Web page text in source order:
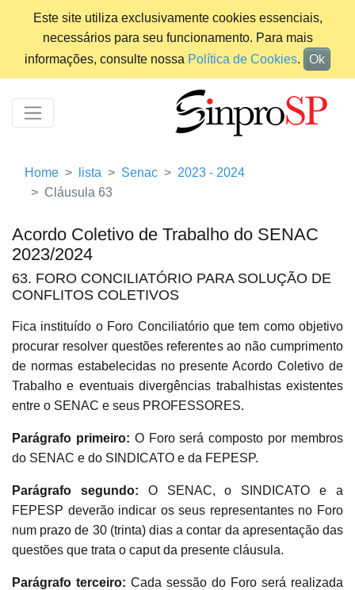
Este site utiliza exclusivamente cookies essenciais,
necessários para seu funcionamento. Para mais
informações, consulte nossa Política de Cookies. Ok
Home lista Senac
2023 - 2024
Cláusula 63
Acordo Coletivo de Trabalho do SENAC
2023/2024
63. FORO CONCILIATÓRIO PARA SOLUÇÃO DE
CONFLITOS COLETIVOS
Fica instituído o Foro Conciliatório que tem como objetivo
procurar resolver questões referentes ao não cumprimento
de normas estabelecidas no presente Acordo Coletivo de
Trabalho e eventuais divergências trabalhistas existentes
entre o SENAC e seus PROFESSORES.
Parágrafo primeiro: O Foro será composto por membros
do SENAC e do SINDICATO e da FEPESP.
Parágrafo segundo: O SENAC, o SINDICATO e a
FEPESP deverão indicar os seus representantes no Foro
num prazo de 30 (trinta) dias a contar da apresentação das
questões que trata o caput da presente cláusula.
Parágrafo terceiro: Cada sessão do Foro será realizada